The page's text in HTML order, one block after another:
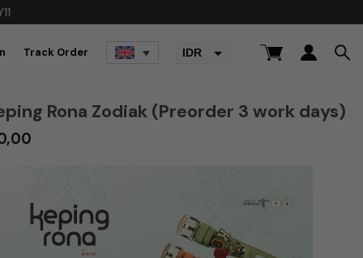
Track Order
IDR
Rona Zodiak (Preorder 3 work days)